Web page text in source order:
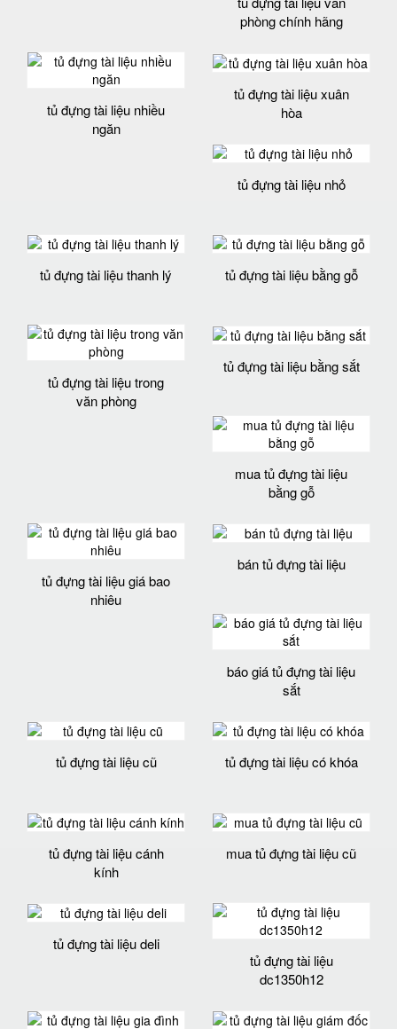
phòng chính hãng
tủ đựng tài liệu nhiều
ngăn
tủ đựng tài liệu xuân
hòa
tủ đựng tài liệu nhỏ
tủ đựng tài liệu thanh lý tủ đựng tài liệu bằng gỗ
tủ đựng tài liệu trong
văn phòng
tủ đựng tài liệu bằng sắt
mua tủ đựng tài liệu
bằng gỗ
tủ đựng tài liệu giá bao
nhiêu
bán tủ đựng tài liệu
báo giá tủ đựng tài liệu
sắt
tủ đựng tài liệu cũ tủ đựng tài liệu có khóa
tủ đựng tài liệu cánh
kính
mua tủ đựng tài liệu cũ
tủ đựng tài liệu deli
tủ đựng tài liệu
dc1350h12